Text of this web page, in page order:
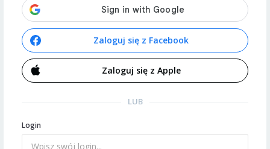
Zaloguj się z Facebook
Zaloguj się z Apple
LUB
Login